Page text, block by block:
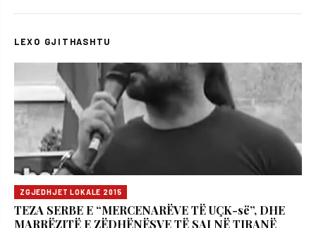
LEXO GJITHASHTU
ZGJEDHJET LOKALE 2015
TEZA SERBE E “MERCENARËVE TË UÇK-së”, DHE
MARRËZITË E ZËDHËNËSVE TË SAJ NË TIRANË